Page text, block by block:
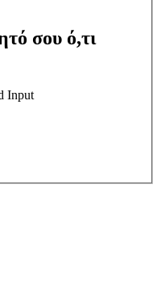
σου ό,τι
Input